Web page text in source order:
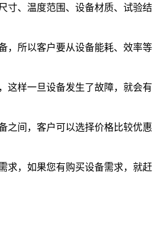
、温度范围、设备材质、试验结
，所以客户要从设备能耗、效率等
样一旦设备发生了故障，就会有
间，客户可以选择价格比较优惠
求，如果您有购买设备需求，就赶